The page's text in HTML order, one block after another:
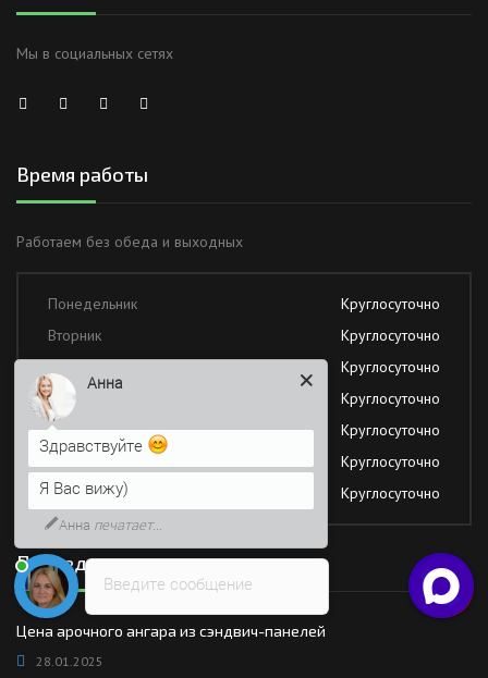
Мы в социальных сетях
Время работы
Работаем без обеда и выходных
Понедельник
Круглосуточно
Вторник
Круглосуточно
Круглосуточно
Четверг
Круглосуточно
Пятница
Круглосуточно
Суббота
Круглосуточно
Воскресение
Круглосуточно
Последние новости
Цена арочного ангара из сэндвич-панелей
28.01.2025
Введите сообщение
Анна
Здравствуйте
Я Вас вижу)
Анна печатает...